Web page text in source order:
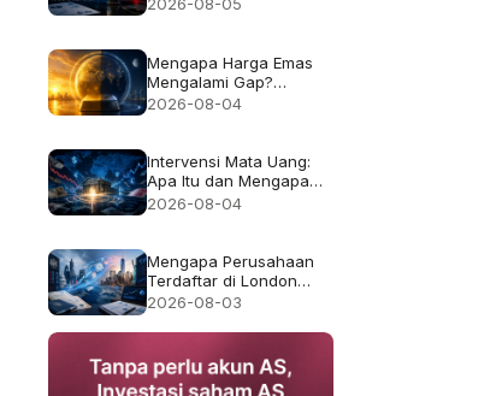
2026-08-05
Mengapa Harga Emas
Mengalami Gap?
Penjelasan Jam Trading
2026-08-04
Intervensi Mata Uang:
Apa Itu dan Mengapa
Kadang Gagal
2026-08-04
Mengapa Perusahaan
Terdaftar di London
Pindah ke AS, dan Apa
Pemegang Saham?
2026-08-03